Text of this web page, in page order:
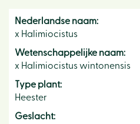
Nederlandse naam:
x Halimiocistus
Wetenschappelijke naam:
x Halimiocistus wintonensis
Type plant:
Heester
Geslacht: